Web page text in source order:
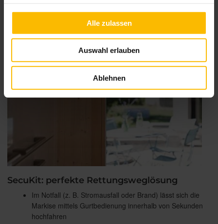
Alle zulassen
Auswahl erlauben
Ablehnen
SecuKit: perfekte Rettungsweglösung
Im Notfall (z. B. Stromausfall oder Brand) lässt sich die
Markise mittels Gurtbedienung innerhalb von Sekunden
hochfahren